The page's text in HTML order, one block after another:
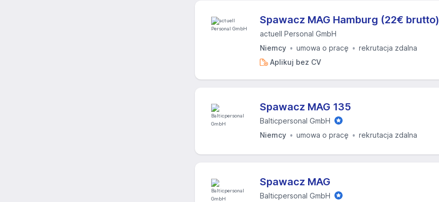
Spawacz MAG Hamburg (22€ brutto)
actuell Personal GmbH
Niemcy
umowa o pracę
rekrutacja zdalna
Aplikuj bez CV
Spawacz MAG 135
Balticpersonal GmbH
Niemcy
umowa o pracę rekrutacja zdalna
Spawacz MAG
Balticpersonal GmbH